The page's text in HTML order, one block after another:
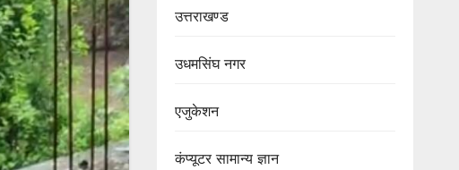
उत्तराखण्ड
उधमसिंघ नगर
एजुकेशन
कंप्यूटर सामान्य ज्ञान